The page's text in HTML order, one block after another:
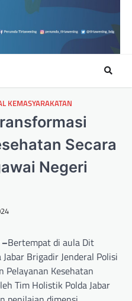
KEMASYARAKATAN
Secara
Negeri
Bertempat di aula Dit
Brigadir Jenderal Polisi
Pelayanan Kesehatan
Tim Holistik Polda Jabar